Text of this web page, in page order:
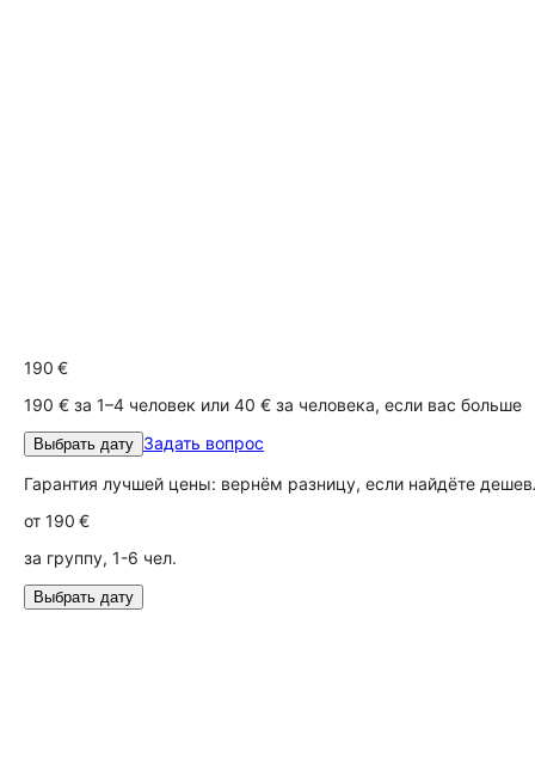
190 €
190 € за 1–4 человек или 40 € за человека, если вас больше
Выбрать дату Задать вопрос
Гарантия лучшей цены: вернём разницу, если найдёте
от 190 €
за группу, 1-6 чел.
Выбрать дату